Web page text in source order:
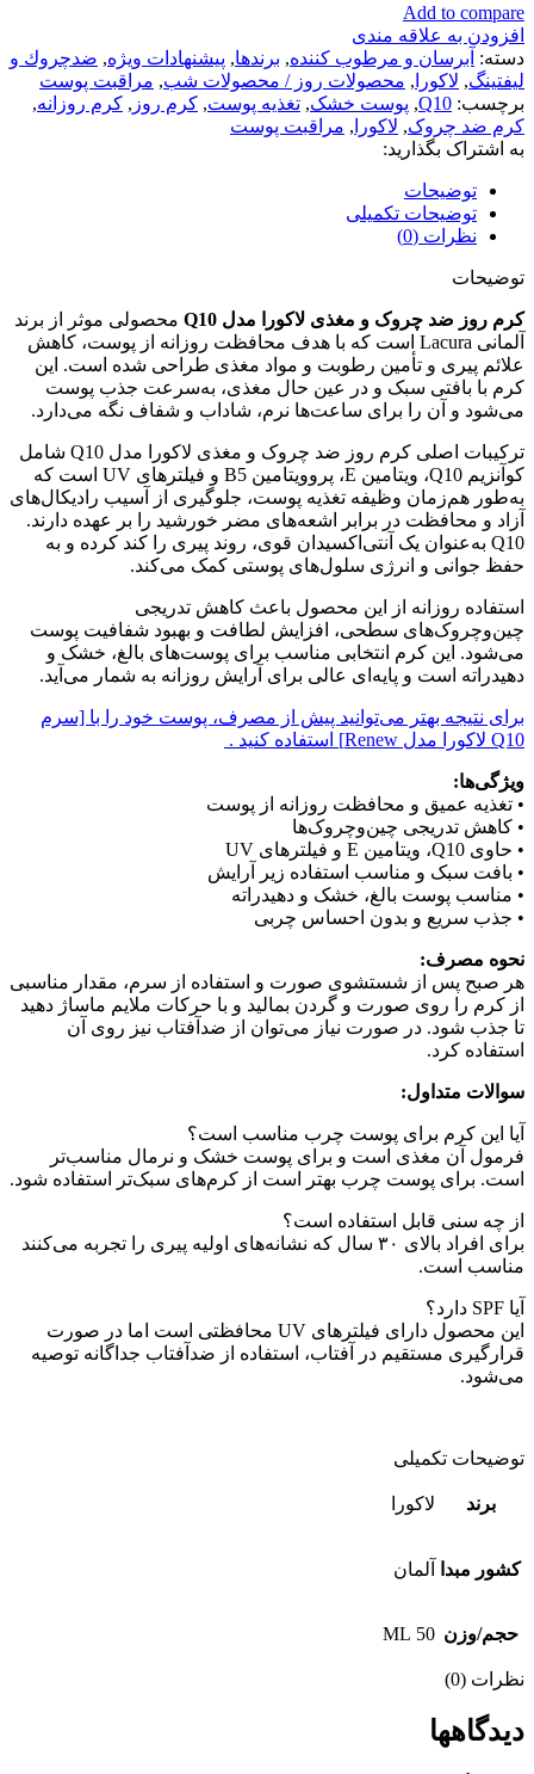
Add to compare
افزودن به علاقه مندی
دسته: آبرسان و مرطوب كننده, برندها, پیشنهادات ویژه, ضدچروك و
ليفتينگ, لاكورا , محصولات روز / محصولات شب, مراقبت پوست
برچسب: Q10
, پوست خشک, تغذیه پوست, کرم روز , کرم روزانه,
کرم ضد چروک, لاکورا , مراقبت پوست
به اشتراک بگذارید:
توضیحات
توضیحات تکمیلی
نظرات (0)
توضیحات
کرم روز ضد چروک و مغذی لاکورا مدل Q10
محصولی موثر از برند
آلمانی Lacura است که با هدف محافظت روزانه از پوست، کاهش
علائم پیری و تأمین رطوبت و مواد مغذی طراحی شده است. این
کرم با بافتی سبک و در عین حال مغذی، به‌سرعت جذب پوست
می‌شود و آن را برای ساعت‌ها نرم، شاداب و شفاف نگه می‌دارد.
ترکیبات اصلی کرم روز ضد چروک و مغذی لاکورا مدل Q10 شامل
کوآنزیم Q10، ویتامین E، پروویتامین B5 و فیلترهای UV است که
به‌طور هم‌زمان وظیفه تغذیه پوست، جلوگیری از آسیب رادیکال‌های
آزاد و محافظت در برابر اشعه‌های مضر خورشید را بر عهده دارند.
Q10 به‌عنوان یک آنتی‌اکسیدان قوی، روند پیری را کند کرده و به
حفظ جوانی و انرژی سلول‌های پوستی کمک می‌کند.
استفاده روزانه از این محصول باعث کاهش تدریجی
چین‌وچروک‌های سطحی، افزایش لطافت و بهبود شفافیت پوست
می‌شود. این کرم انتخابی مناسب برای پوست‌های بالغ، خشک و
دهیدراته است و پایه‌ای عالی برای آرایش روزانه به شمار می‌آید.
برای نتیجه بهتر می‌توانید پیش از مصرف، پوست خود را با [سرم
Q10 لاکورا مدل Renew] استفاده کنید .
ویژگی‌ها:
• تغذیه عمیق و محافظت روزانه از پوست
• کاهش تدریجی چین‌وچروک‌ها
• حاوی Q10، ویتامین E و فیلترهای UV
• بافت سبک و مناسب استفاده زیر آرایش
• مناسب پوست بالغ، خشک و دهیدراته
• جذب سریع و بدون احساس چربی
نحوه مصرف:
هر صبح پس از شستشوی صورت و استفاده از سرم، مقدار مناسبی
از کرم را روی صورت و گردن بمالید و با حرکات ملایم ماساژ دهید
تا جذب شود. در صورت نیاز می‌توان از ضدآفتاب نیز روی آن
استفاده کرد.
سوالات متداول:
آیا این کرم برای پوست چرب مناسب است؟
فرمول آن مغذی است و برای پوست خشک و نرمال مناسب‌تر
است. برای پوست چرب بهتر است از کرم‌های سبک‌تر استفاده شود.
از چه سنی قابل استفاده است؟
برای افراد بالای ۳۰ سال که نشانه‌های اولیه پیری را تجربه می‌کنند
مناسب است.
آیا SPF دارد؟
این محصول دارای فیلترهای UV محافظتی است اما در صورت
قرارگیری مستقیم در آفتاب، استفاده از ضدآفتاب جداگانه توصیه
می‌شود.
توضیحات تکمیلی
برند لاكورا
كشور مبدا آلمان
حجم/وزن 50 ML
نظرات (0)
دیدگاهها